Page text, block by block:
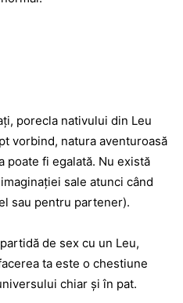
porecla nativului din Leu
vorbind, natura aventuroasă
poate fi egalată. Nu există
sale atunci când
sau pentru partener).
de sex cu un Leu,
ta este o chestiune
chiar şi în pat.